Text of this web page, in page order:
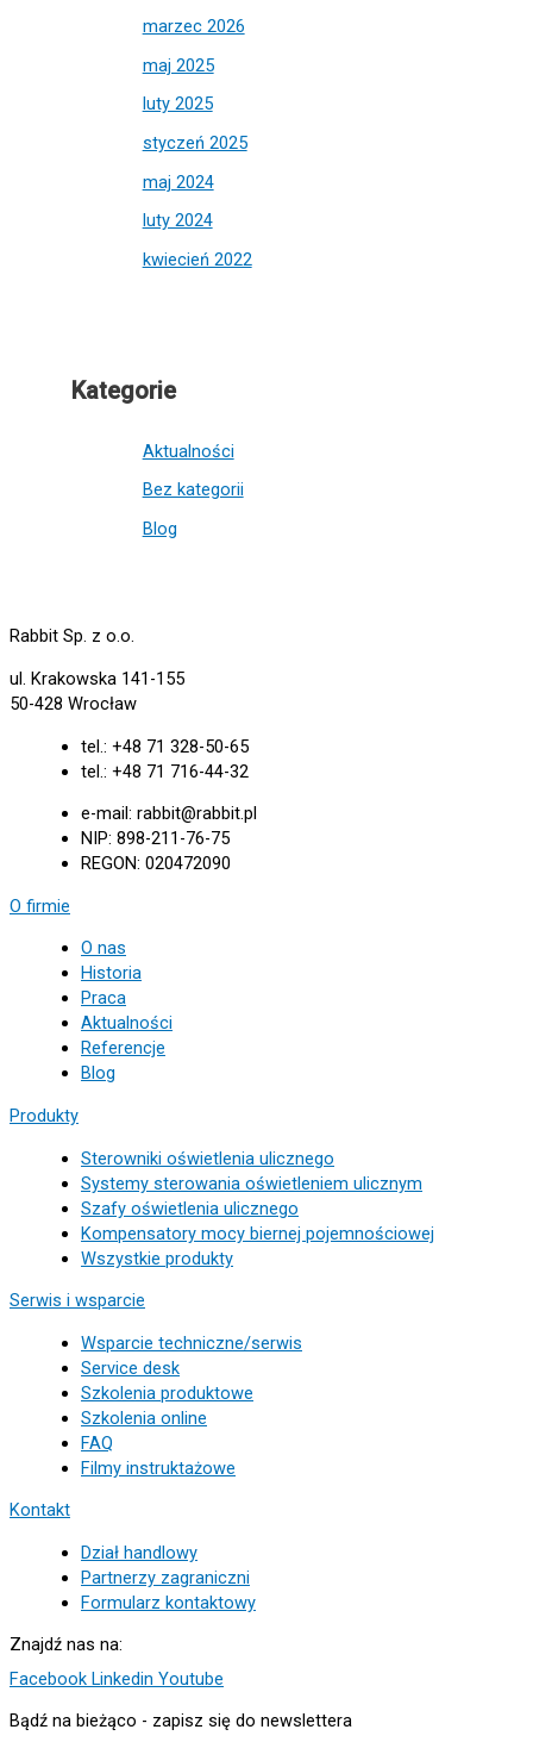
marzec 2026
maj 2025
luty 2025
styczeń 2025
maj 2024
luty 2024
kwiecień 2022
Kategorie
Aktualności
Bez kategorii
Blog
Rabbit Sp. z o.o.
ul. Krakowska 141-155
50-428 Wrocław
tel.: +48 71 328-50-65
tel.: +48 71 716-44-32
e-mail: rabbit@rabbit.pl
NIP: 898-211-76-75
REGON: 020472090
O firmie
O nas
Historia
Praca
Aktualności
Referencje
Blog
Produkty
Sterowniki oświetlenia ulicznego
Systemy sterowania oświetleniem ulicznym
Szafy oświetlenia ulicznego
Kompensatory mocy biernej pojemnościowej
Wszystkie produkty
Serwis i wsparcie
Wsparcie techniczne/serwis
Service desk
Szkolenia produktowe
Szkolenia online
FAQ
Filmy instruktażowe
Kontakt
Dział handlowy
Partnerzy zagraniczni
Formularz kontaktowy
Znajdź nas na:
Facebook Linkedin Youtube
Bądź na bieżąco - zapisz się do newslettera